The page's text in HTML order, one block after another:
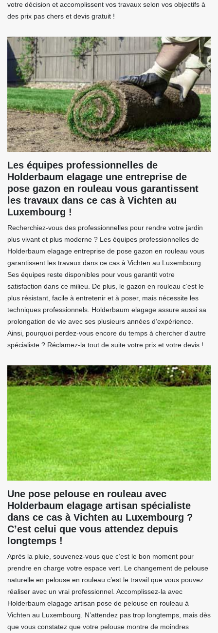
votre décision et accomplissent vos travaux selon vos objectifs à
des prix pas chers et devis gratuit !
Les équipes professionnelles de
Holderbaum elagage une entreprise de
pose gazon en rouleau vous garantissent
les travaux dans ce cas à Vichten au
Luxembourg !
Recherchiez-vous des professionnelles pour rendre votre jardin
plus vivant et plus moderne ? Les équipes professionnelles de
Holderbaum elagage entreprise de pose gazon en rouleau vous
garantissent les travaux dans ce cas à Vichten au Luxembourg.
Ses équipes reste disponibles pour vous garantit votre
satisfaction dans ce milieu. De plus, le gazon en rouleau c’est le
plus résistant, facile à entretenir et à poser, mais nécessite les
techniques professionnels. Holderbaum elagage assure aussi sa
prolongation de vie avec ses plusieurs années d’expérience.
Ainsi, pourquoi perdez-vous encore du temps à chercher d’autre
spécialiste ? Réclamez-la tout de suite votre prix et votre devis !
Une pose pelouse en rouleau avec
Holderbaum elagage artisan spécialiste
dans ce cas à Vichten au Luxembourg ?
C’est celui que vous attendez depuis
longtemps !
Après la pluie, souvenez-vous que c’est le bon moment pour
prendre en charge votre espace vert. Le changement de pelouse
naturelle en pelouse en rouleau c’est le travail que vous pouvez
réaliser avec un vrai professionnel. Accomplissez-la avec
Holderbaum elagage artisan pose de pelouse en rouleau à
Vichten au Luxembourg. N’attendez pas trop longtemps, mais dès
que vous constatez que votre pelouse montre de moindres